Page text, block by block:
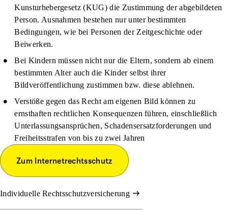
Kunsturhebergesetz (KUG) die Zustimmung der abgebildeten
Person. Ausnahmen bestehen nur unter bestimmten
Bedingungen, wie bei Personen der Zeitgeschichte oder
Beiwerken.
Bei Kindern müssen nicht nur die Eltern, sondern ab einem
bestimmten Alter auch die Kinder selbst ihrer
Bildveröffentlichung zustimmen bzw. diese ablehnen.
Verstöße gegen das Recht am eigenen Bild können zu
ernsthaften rechtlichen Konsequenzen führen, einschließlich
Unterlassungsansprüchen, Schadensersatzforderungen und
Freiheitsstrafen von bis zu zwei Jahren
Zum Internetrechtsschutz
Individuelle Rechtsschutzversicherung